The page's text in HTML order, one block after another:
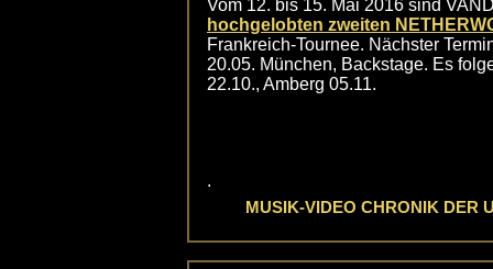
Vom 12. bis 15. Mai 2016 sind
hochgelobten zweiten
Frankreich-Tournee. Nächster
20.05. München, Backstage. Es
22.10., Amberg 05.11.
.
MUSIK-VIDEO CHRONIK DER